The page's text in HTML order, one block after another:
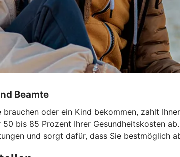
Beamte
oder ein Kind bekommen, zahlt
bis 85 Prozent Ihrer Gesundheitskosten
und sorgt dafür, dass Sie bestmöglich